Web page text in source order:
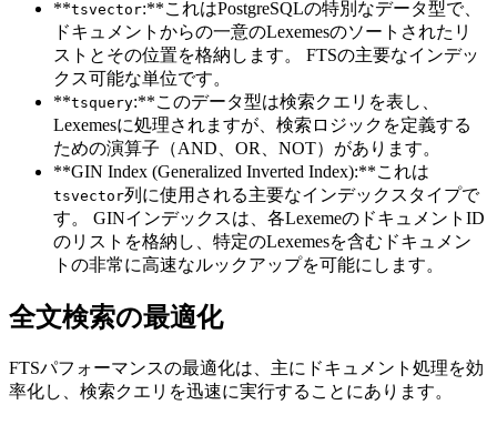
**tsvector:**これはPostgreSQLの特別なデータ型で、
ドキュメントからの一意のLexemesのソートされたリ
ストとその位置を格納します。 FTSの主要なインデッ
クス可能な単位です。
**tsquery:**このデータ型は検索クエリを表し、
Lexemesに処理されますが、検索ロジックを定義する
ための演算子（AND、OR、NOT）があります。
**GIN Index (Generalized Inverted Index):**これは
tsvector列に使用される主要なインデックスタイプで
す。 GINインデックスは、各LexemeのドキュメントID
のリストを格納し、特定のLexemesを含むドキュメン
トの非常に高速なルックアップを可能にします。
全文検索の最適化
FTSパフォーマンスの最適化は、主にドキュメント処理を効
率化し、検索クエリを迅速に実行することにあります。